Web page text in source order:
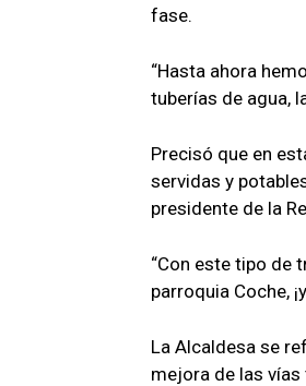
fase.
“Hasta ahora
tuberías de agua,
Precisó que en
servidas y
presidente de la
“Con este tipo de
parroquia Coche,
La Alcaldesa se
mejora de las